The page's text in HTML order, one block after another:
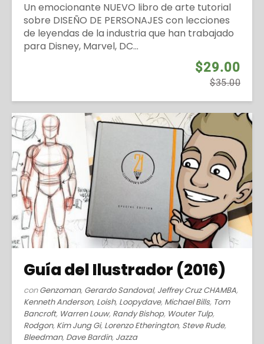
Un emocionante NUEVO libro de arte tutorial
sobre DISEÑO DE PERSONAJES con lecciones
de leyendas de la industria que han trabajado
para Disney, Marvel, DC...
$29.00
$35.00
Guía del Ilustrador (2016)
conGenzoman, Gerardo Sandoval, Jeffrey Cruz CHAMBA,
Kenneth Anderson, Loish, Loopydave, Michael Bills, Tom
Bancroft, Warren Louw, Randy Bishop, Wouter Tulp,
Rodgon, Kim Jung Gi, Lorenzo Etherington, Steve Rude,
Bleedman, Dave Bardin, Jazza